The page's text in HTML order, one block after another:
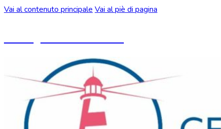
Vai al contenuto principale Vai al piè di pagina